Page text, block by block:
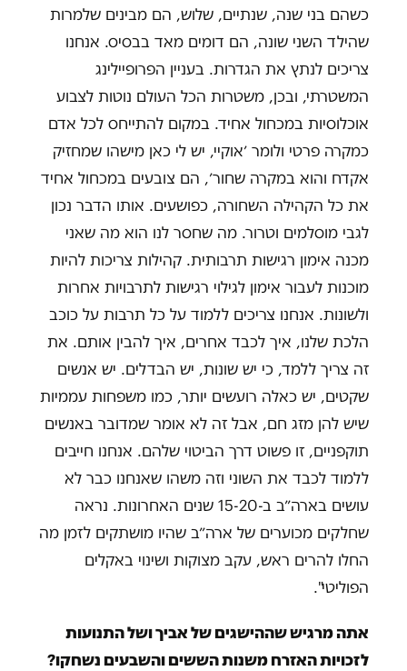
כשהם בני שנה, שנתיים, שלוש, הם מבינים שלמרות
שהילד השני שונה, הם דומים מאד בבסיס. אנחנו
צריכים לנתץ את הגדרות. בעניין הפרופיילינג
המשטרתי, ובכן, משטרות הכל העולם נוטות לצבוע
אוכלוסיות במכחול אחיד. במקום להתייחס לכל אדם
כמקרה פרטי ולומר ׳אוקיי, יש לי כאן מישהו שמחזיק
אקדח והוא במקרה שחור׳, הם צובעים במכחול אחיד
את כל הקהילה השחורה, כפושעים. אותו הדבר נכון
לגבי מוסלמים וטרור. מה שחסר לנו הוא מה שאני
מכנה אימון רגישות תרבותית. קהילות צריכות להיות
מוכנות לעבור אימון לגילוי רגישות לתרבויות אחרות
ולשונות. אנחנו צריכים ללמוד על כל תרבות על כוכב
הלכת שלנו, איך לכבד אחרים, איך להבין אותם. את
זה צריך ללמד, כי יש שונות, יש הבדלים. יש אנשים
שקטים, יש כאלה רועשים יותר, כמו משפחות עממיות
שיש להן מזג חם, אבל זה לא אומר שמדובר באנשים
תוקפניים, זו פשוט דרך הביטוי שלהם. אנחנו חייבים
ללמוד לכבד את השוני וזה משהו שאנחנו כבר לא
עושים בארה״ב ב-15-20 שנים האחרונות. נראה
שחלקים מכוערים של ארה״ב שהיו מושתקים לזמן מה
החלו להרים ראש, עקב מצוקות ושינוי באקלים
הפוליטי".
אתה מרגיש שההישגים של אביך ושל התנועות
לזכויות האזרח משנות הששים והשבעים נשחקו?